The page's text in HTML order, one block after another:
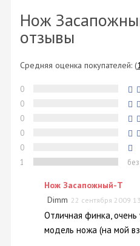
Нож
отзывы
Средняя оценка покупателей: (
0
0
0
0
0
1
Нож Засапожный-T
Dimm 22 сентября 2009
Отличная финка,
модель ножа (на мой